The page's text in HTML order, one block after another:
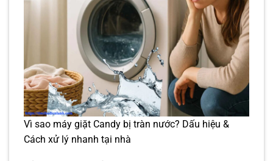
Vì sao máy giặt Candy bị tràn nước? Dấu hiệu &
Cách xử lý nhanh tại nhà